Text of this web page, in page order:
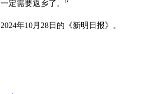
定需要返乡了。”
年10月28日的《新明日报》。